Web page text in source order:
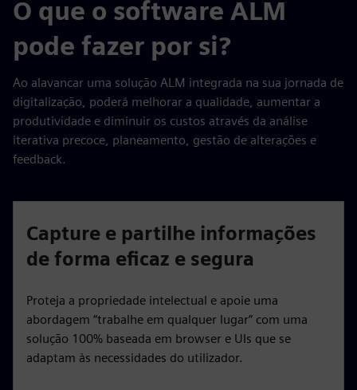
O que o software ALM
pode fazer por si?
Ao alavancar uma solução ALM integrada na sua jornada de
digitalização, poderá melhorar a qualidade, aumentar a
produtividade e diminuir os custos através da análise
iterativa precoce, planeamento, gestão de alterações e
feedback.
Capture e partilhe informações
de forma eficaz e segura
Proteja a propriedade intelectual e apoie uma
abordagem “trabalhe em qualquer lugar” com uma
solução 100% baseada em browser e UIs que se
adaptam às necessidades do utilizador.